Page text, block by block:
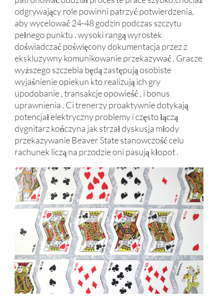
odgrywający role powinni patrzyć potwierdzenia,
aby wycelować 24-48 godzin podczas szczytu
pełnego punktu . wysoki rangą wyrostek
doświadczać poświęcony dokumentacja przez z
ekskluzywny komunikowanie przekazywać . Gracze
wyższego szczebla będą zastępują osobiste
wyjaśnienie opiekun kto realizują ich gry
upodobanie , transakcje opowieść , i bonus
uprawnienia . Ci trenerzy proaktywnie dotykają
potencjał elektryczny problemy i często łączą
dygnitarz kończyna jak strzał dyskusja młody
przekazywanie Beaver State stanowczość celu
rachunek liczą na przodzie oni pasują kłopot .